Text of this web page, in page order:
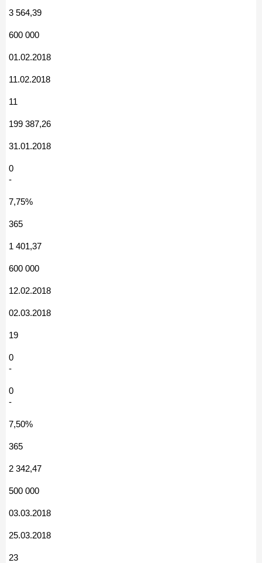
3 564,39
600 000
01.02.2018
11.02.2018
11
199 387,26
31.01.2018
0
-
7,75%
365
1 401,37
600 000
12.02.2018
02.03.2018
19
0
-
0
-
7,50%
365
2 342,47
500 000
03.03.2018
25.03.2018
23